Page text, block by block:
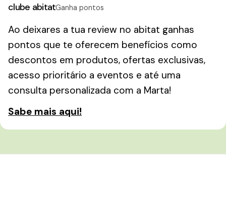
clube abitatGanha pontos
Ao deixares a tua review no abitat ganhas
pontos que te oferecem benefícios como
descontos em produtos, ofertas exclusivas,
acesso prioritário a eventos e até uma
consulta personalizada com a Marta!
Sabe mais aqui!